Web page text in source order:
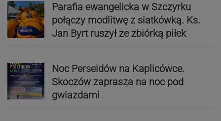
Parafia ewangelicka w Szczyrku
połączy modlitwę z siatkówką. Ks.
Jan Byrt ruszył ze zbiórką piłek
Noc Perseidów na Kaplicówce.
Skoczów zaprasza na noc pod
gwiazdami